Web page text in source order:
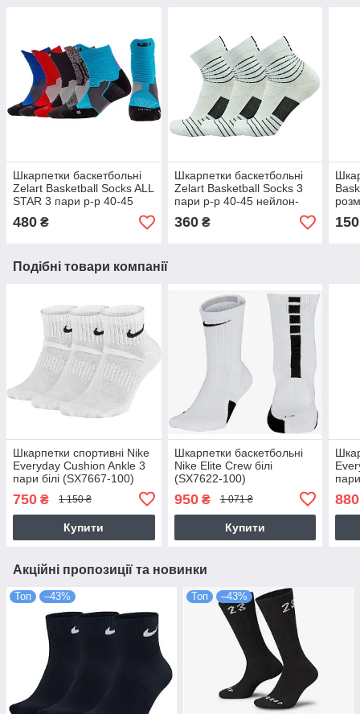
Шкарпетки баскетбольні
Zelart Basketball Socks ALL
STAR 3 пари р-р 40-45
(JCB3302)
480 ₴
Шкарпетки баскетбольні
Zelart Basketball Socks 3
пари р-р 40-45 нейлон-
бавовна (JCB3306)
360₴ 150
Подібні товари компанії
Шкарпетки спортивні Nike
Everyday Cushion Ankle 3
пари білі (SX7667-100)
750 ₴ 1 150 ₴
Купити
Шкарпетки баскетбольні
Nike Elite Crew білі
(SX7622-100)
950₴ 1 071 ₴
Купити
880
Акційні пропозиції та новинки
Топ –43% Топ –43%